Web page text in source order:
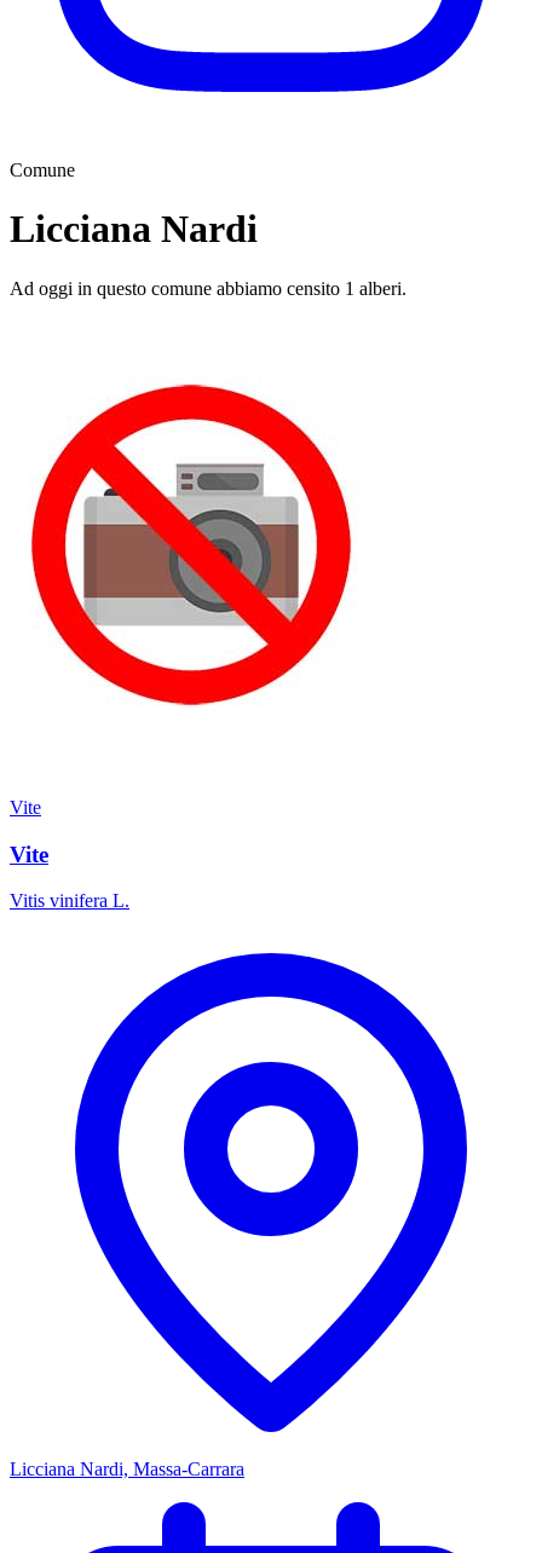
Comune
Licciana Nardi
Ad oggi in questo comune abbiamo censito 1 alberi.
Vite
Vite
Vitis vinifera L.
Licciana Nardi, Massa-Carrara